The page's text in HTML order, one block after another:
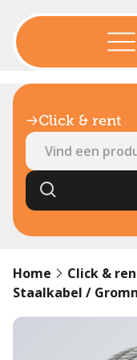
Click & rent
Home Click &
Staalkabel /